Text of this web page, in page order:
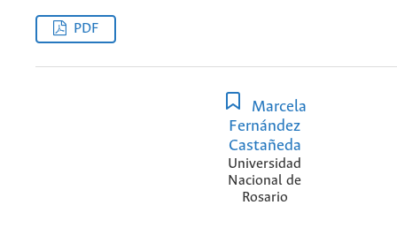
PDF
Marcela
Fernández
Castañeda
Universidad
Nacional de
Rosario